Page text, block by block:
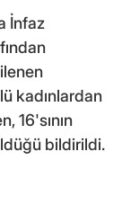
İnfaz
kadınlardan
16'sının
bildirildi.